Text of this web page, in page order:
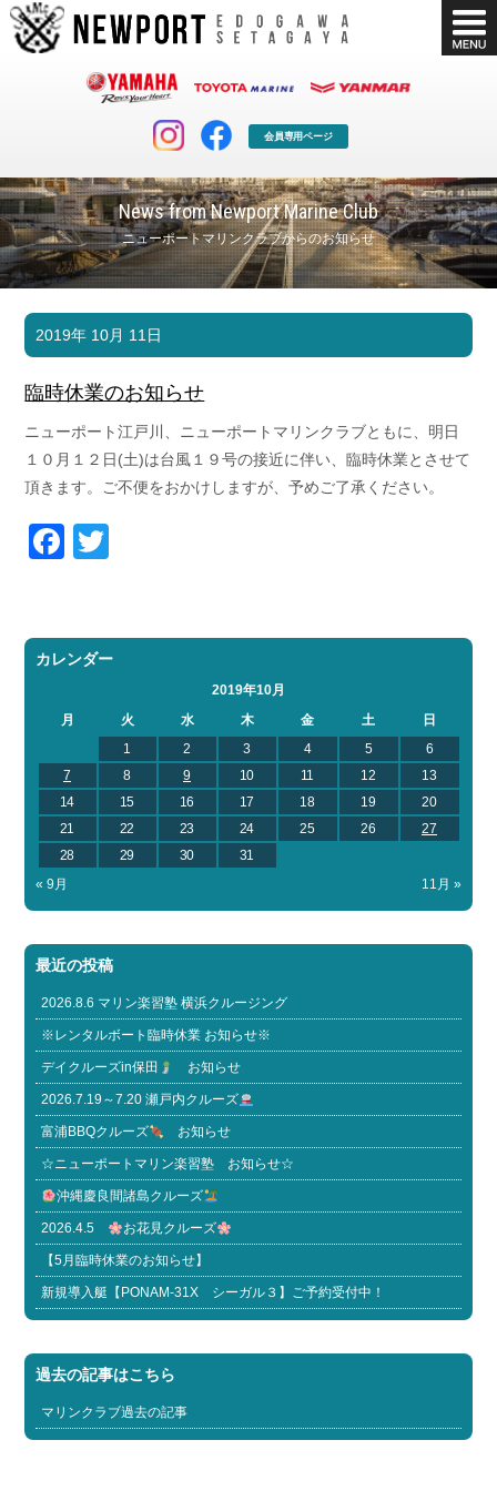
会員専用ページ
News from Newport Marine Club
ニューポートマリンクラブからのお知らせ
マリンクラブ
マリンライフを堪能したい！
ボート販売
ボート免許
長年の実績と信頼！
店舗情報 公式ブログ
お問い合わせ
2019年 10月 11日
臨時休業のお知らせ
ニューポート江戸川、ニューポートマリンクラブともに、明日
１０月１２日(土)は台風１９号の接近に伴い、臨時休業とさせて
頂きます。ご不便をおかけしますが、予めご了承ください。
Facebook
カレンダー
2019年10月
月
火 水 木 金 土
日
1
2 3 4 5
6
7
8 9 10 11 12
13
14
15 16 17 18 19
20
21
22 23 24 25 26
27
28
29 30
31
« 9月
11月 »
最近の投稿
2026.8.6 マリン楽習塾 横浜クルージング
※レンタルボート臨時休業 お知らせ※
デイクルーズin保田 お知らせ
2026.7.19～7.20 瀬戸内クルーズ
富浦BBQクルーズ お知らせ
☆ニューポートマリン楽習塾 お知らせ☆
沖縄慶良間諸島クルーズ
2026.4.5 お花見クルーズ
【5月臨時休業のお知らせ】
新規導入艇【PONAM-31X シーガル３】ご予約受付中！
過去の記事はこちら
マリンクラブ過去の記事